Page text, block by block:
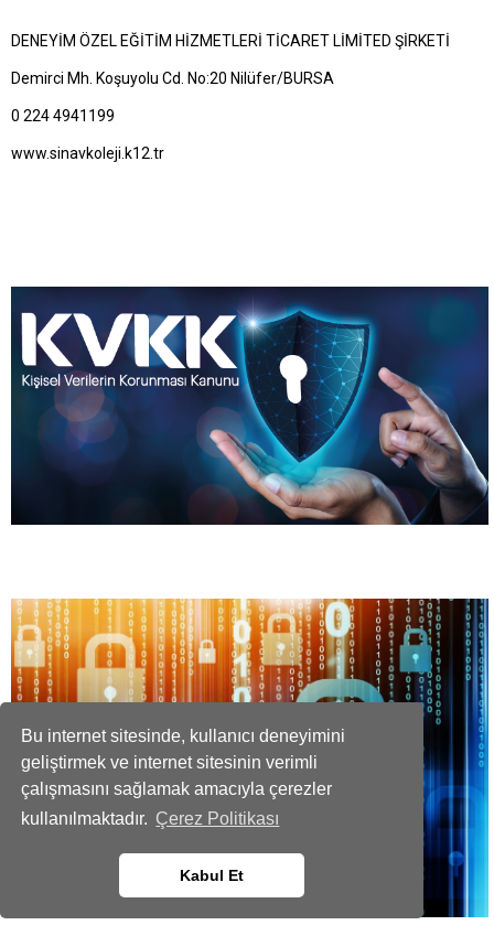
Bu internet sitesinde, kullanıcı deneyimini
geliştirmek ve internet sitesinin verimli
çalışmasını sağlamak amacıyla çerezler
kullanılmaktadır. Çerez Politikası
Kabul Et
DENEYİM ÖZEL EĞİTİM HİZMETLERİ TİCARET LİMİTED ŞİRKETİ
Demirci Mh. Koşuyolu Cd. No:20 Nilüfer/BURSA
0 224 4941199
www.sinavkoleji.k12.tr